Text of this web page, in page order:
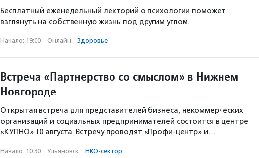
Бесплатный еженедельный лекторий о психологии поможет
взглянуть на собственную жизнь под другим углом.
Начало: 19:00 · Онлайн · Здоровье
Встреча «Партнерство со смыслом» в Нижнем
Новгороде
Открытая встреча для представителей бизнеса, некоммерческих
организаций и социальных предпринимателей состоится в центре
«КУПНО» 10 августа. Встречу проводят «Профи-центр» и…
Начало: 10:30 · Ульяновск · НКО-сектор